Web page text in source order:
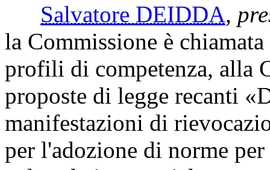
Salvatore DEIDDA,
la Commissione è
profili di competenza, alla
proposte di legge recanti
manifestazioni di
per l'adozione di norme